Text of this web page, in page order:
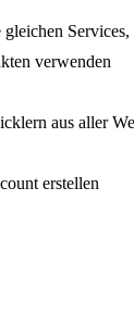
gleichen
verwenden
aus aller
erstellen